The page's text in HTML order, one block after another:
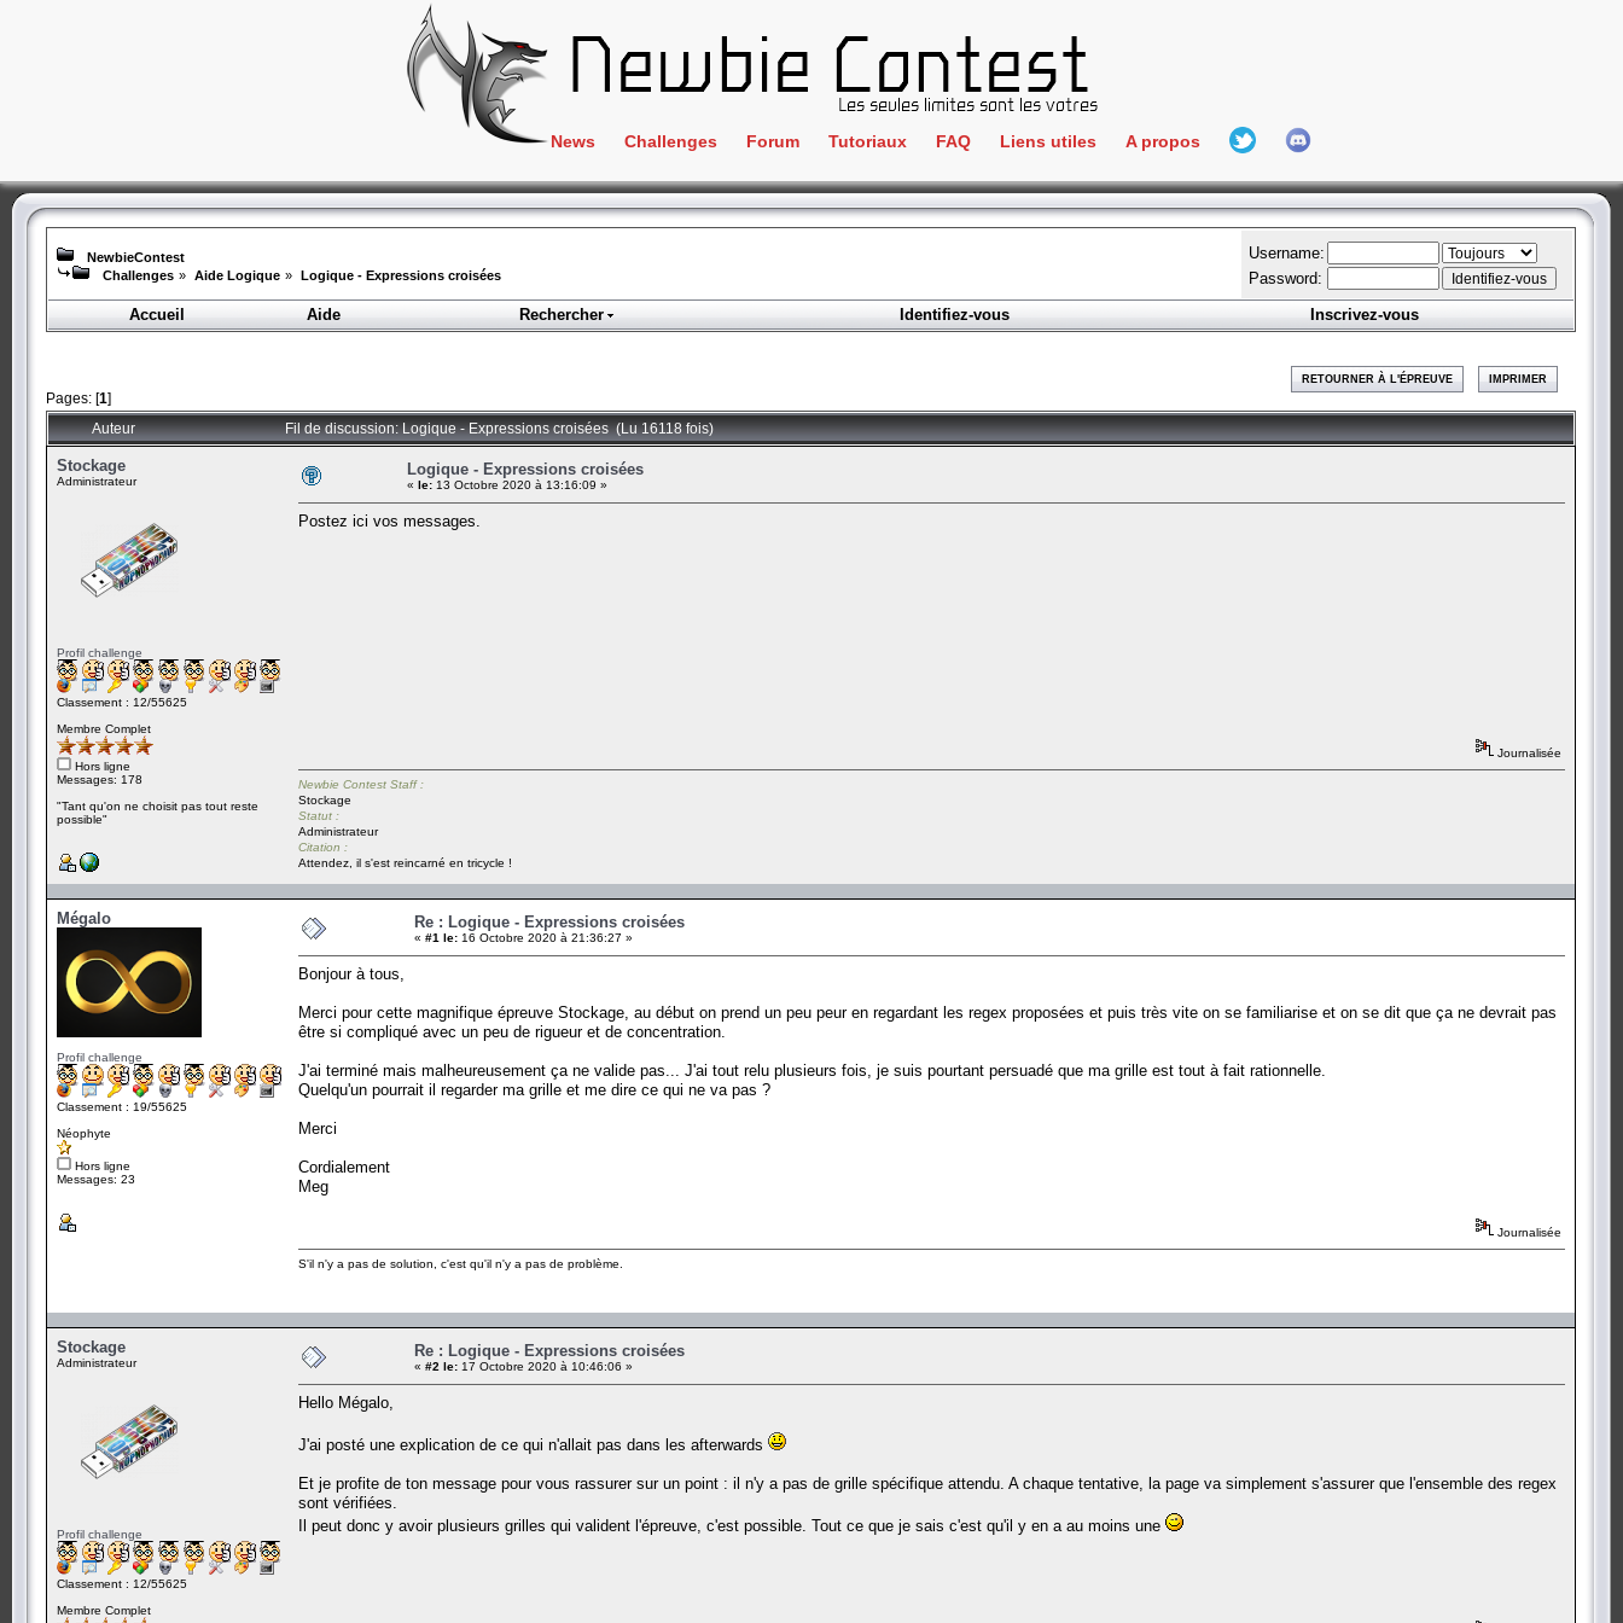
News Challenges
Crackme
ClientSide
Forensics
Programmation
Wargame
Forum Tutoriaux FAQ Liens utiles
IRC
Newbie Connect
Partenaires
Goodies
L'incubateur
A propos
L'équipe
Hall Of Fame
NewbieContest
Challenges » Aide Logique » Logique - Expressions croisées
Username:
Password:
Accueil
Aide Rechercher Identifiez-vous Inscrivez-vous
Pages: [1]
RETOURNER À L'ÉPREUVE IMPRIMER
Auteur Fil de discussion: Logique - Expressions croisées (Lu 16118 fois)
Stockage
Administrateur
Profil challenge
Classement : 12/55625
Membre Complet
Hors ligne
Messages: 178
"Tant qu'on ne choisit pas tout reste
possible"
Logique - Expressions croisées
« le: 13 Octobre 2020 à 13:16:09 »
Postez ici vos messages.
Journalisée
Newbie Contest Staff :
Stockage
Statut :
Administrateur
Citation :
Attendez, il s'est reincarné en tricycle !
Mégalo
Profil challenge
Classement : 19/55625
Néophyte
Hors ligne
Messages: 23
Re : Logique - Expressions croisées
« #1 le: 16 Octobre 2020 à 21:36:27 »
Bonjour à tous,
Merci pour cette magnifique épreuve Stockage, au début on prend un peu peur en regardant les regex proposées et puis très vite on se familiarise et on se dit que ça ne devrait pas
être si compliqué avec un peu de rigueur et de concentration.
J'ai terminé mais malheureusement ça ne valide pas... J'ai tout relu plusieurs fois, je suis pourtant persuadé que ma grille est tout à fait rationnelle.
Quelqu'un pourrait il regarder ma grille et me dire ce qui ne va pas ?
Merci
Cordialement
Meg
Journalisée
S'il n'y a pas de solution, c'est qu'il n'y a pas de problème.
Stockage
Administrateur
Profil challenge
Classement : 12/55625
Membre Complet
Re : Logique - Expressions croisées
« #2 le: 17 Octobre 2020 à 10:46:06 »
Hello Mégalo,
J'ai posté une explication de ce qui n'allait pas dans les afterwards
Et je profite de ton message pour vous rassurer sur un point : il n'y a pas de grille spécifique attendu. A chaque tentative, la page va simplement s'assurer que l'ensemble des regex
sont vérifiées.
Il peut donc y avoir plusieurs grilles qui valident l'épreuve, c'est possible. Tout ce que je sais c'est qu'il y en a au moins une